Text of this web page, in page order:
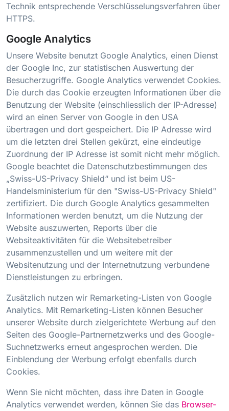
Technik entsprechende Verschlüsselungsverfahren über
HTTPS.
Google Analytics
Unsere Website benutzt Google Analytics, einen Dienst
der Google Inc, zur statistischen Auswertung der
Besucherzugriffe. Google Analytics verwendet Cookies.
Die durch das Cookie erzeugten Informationen über die
Benutzung der Website (einschliesslich der IP-Adresse)
wird an einen Server von Google in den USA
übertragen und dort gespeichert. Die IP Adresse wird
um die letzten drei Stellen gekürzt, eine eindeutige
Zuordnung der IP Adresse ist somit nicht mehr möglich.
Google beachtet die Datenschutzbestimmungen des
„Swiss-US-Privacy Shield“ und ist beim US-
Handelsministerium für den "Swiss-US-Privacy Shield"
zertifiziert. Die durch Google Analytics gesammelten
Informationen werden benutzt, um die Nutzung der
Website auszuwerten, Reports über die
Websiteaktivitäten für die Websitebetreiber
zusammenzustellen und um weitere mit der
Websitenutzung und der Internetnutzung verbundene
Dienstleistungen zu erbringen.
Zusätzlich nutzen wir Remarketing-Listen von Google
Analytics. Mit Remarketing-Listen können Besucher
unserer Website durch zielgerichtete Werbung auf den
Seiten des Google-Partnernetzwerks und des Google-
Suchnetzwerks erneut angesprochen werden. Die
Einblendung der Werbung erfolgt ebenfalls durch
Cookies.
Wenn Sie nicht möchten, dass ihre Daten in Google
Analytics verwendet werden, können Sie das Browser-